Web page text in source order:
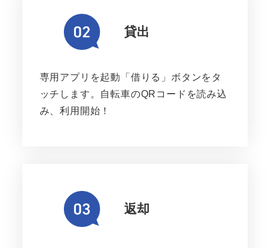
貸出
専用アプリを起動「借りる」ボタンをタ
ッチします。自転車のQRコードを読み込
み、利用開始！
返却